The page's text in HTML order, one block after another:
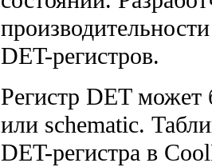
DET-регистров.
Регистр DET
или schematic.
DET-регистра в